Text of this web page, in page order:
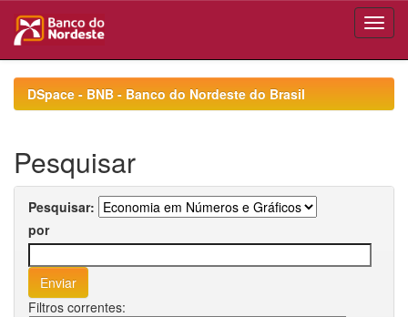
navigationDSpace - BNB - Banco do Nordeste do Brasil
Pesquisar
Pesquisar:
por
Filtros correntes: